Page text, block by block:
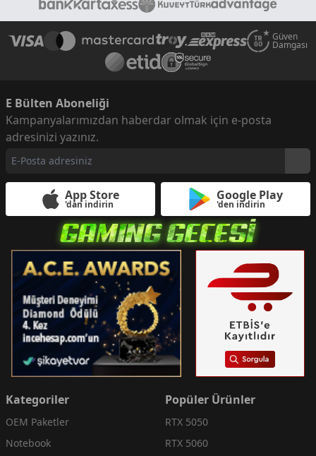
Güven
Damgası
E Bülten Aboneliği
Kampanyalarımızdan haberdar olmak için e-posta
adresinizi yazınız.
App Store
'dan indirin
Google Play
'den indirin
Kategoriler
OEM Paketler
Notebook
Popüler Ürünler
RTX 5050
RTX 5060